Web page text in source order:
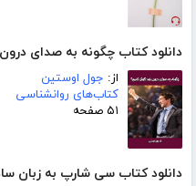
دانلود کتاب چگونه به صدای
از: جول اوستین
کتاب‌های روانشناسی
۵۱ صفحه
دانلود کتاب سی شارپ به زبان